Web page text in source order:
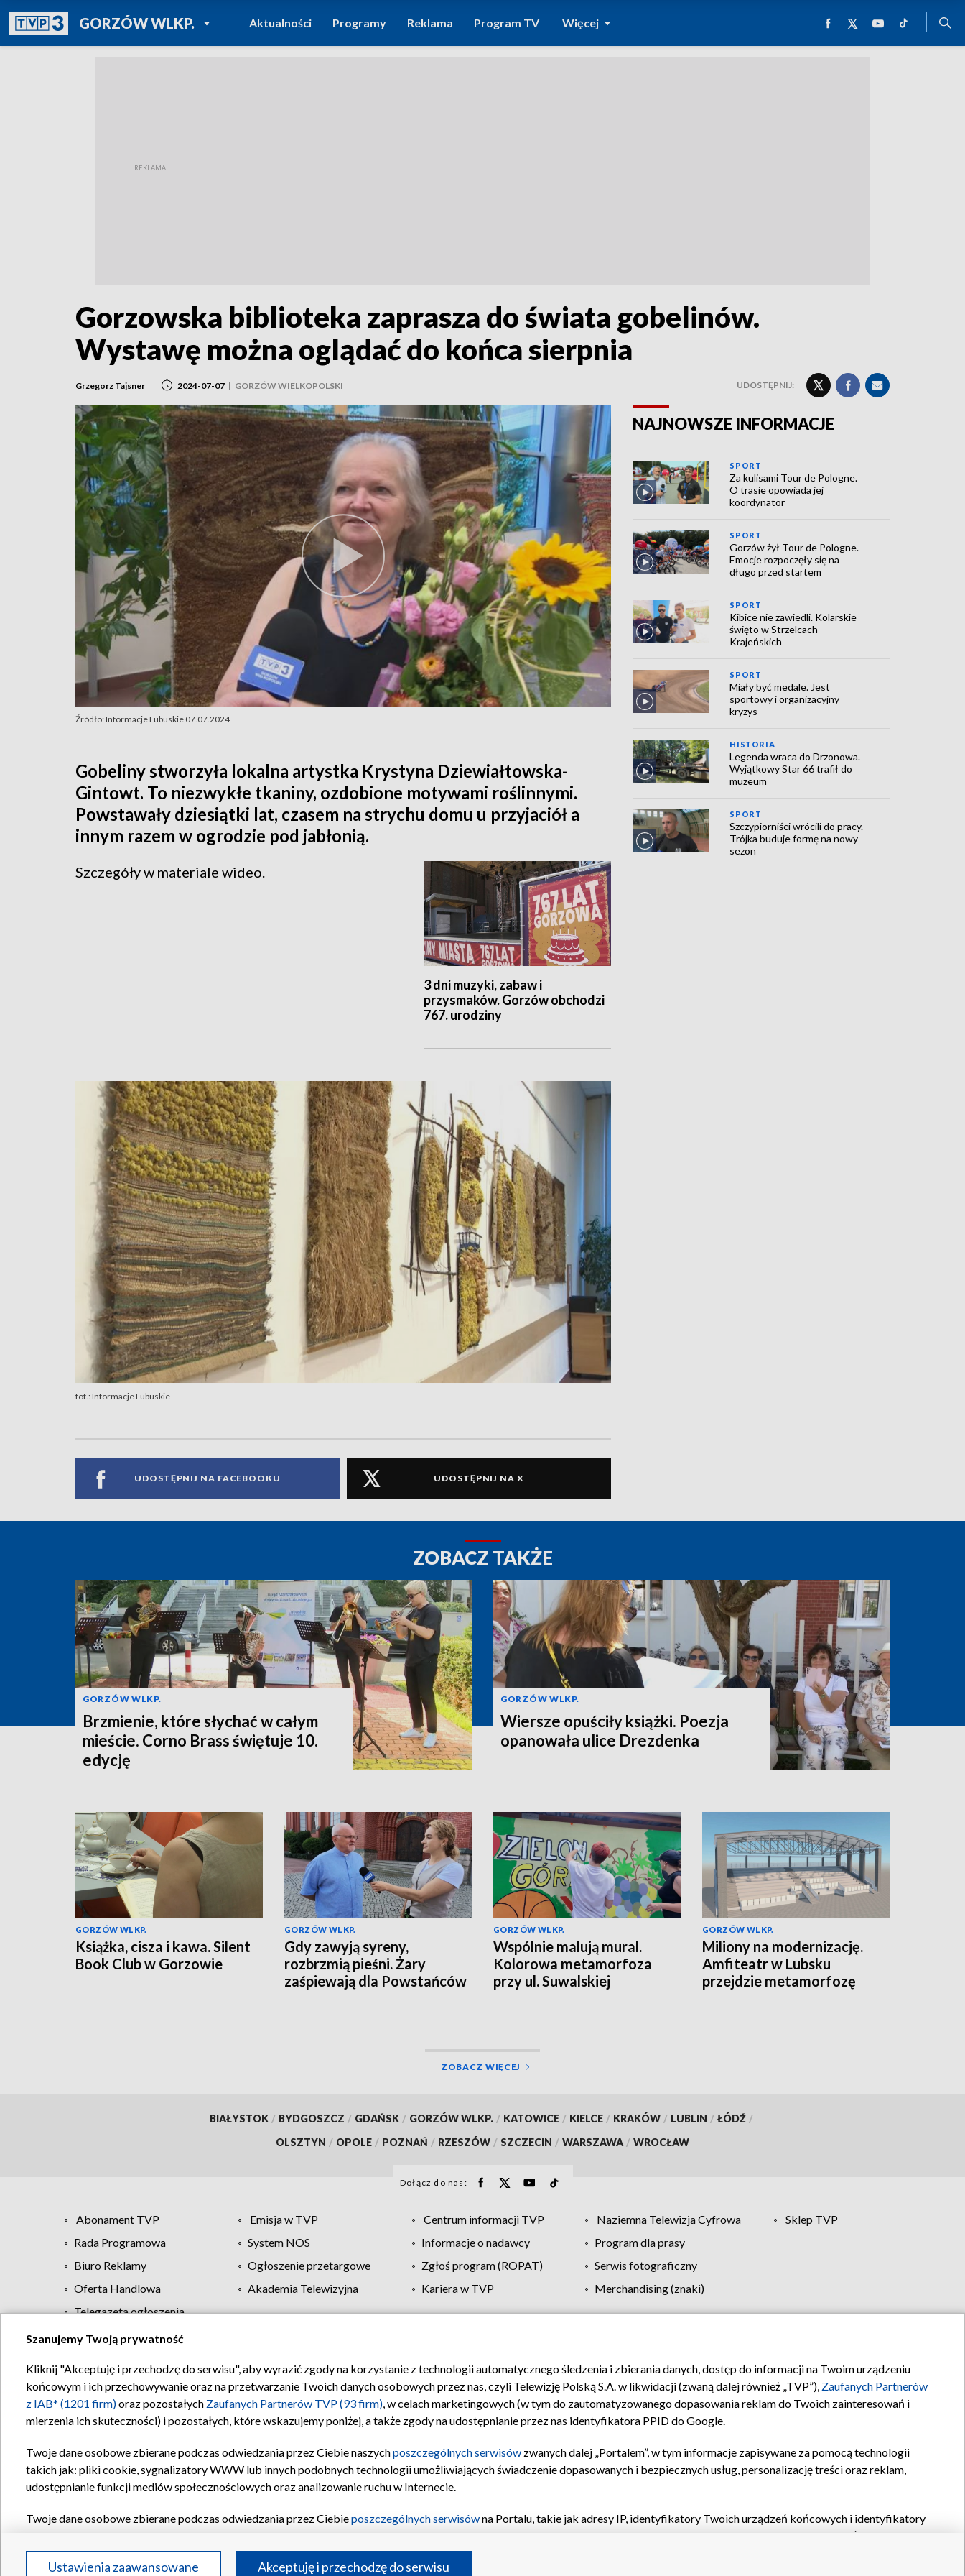
GORZÓW WLKP.POWRÓT DO
TVP REGIONY
Aktualności Programy Reklama Program TV Więcej
Gorzowska biblioteka zaprasza do świata gobelinów.
Wystawę można oglądać do końca sierpnia
Grzegorz Tajsner 2024-07-07 | GORZÓW WIELKOPOLSKI UDOSTĘPNIJ:
Źródło: Informacje Lubuskie 07.07.2024
Gobeliny stworzyła lokalna artystka Krystyna Dziewiałtowska-
Gintowt. To niezwykłe tkaniny, ozdobione motywami roślinnymi.
Powstawały dziesiątki lat, czasem na strychu domu u przyjaciół a
innym razem w ogrodzie pod jabłonią.
3 dni muzyki, zabaw i
przysmaków. Gorzów obchodzi
767. urodziny
Szczegóły w materiale wideo.
fot.: Informacje Lubuskie
UDOSTĘPNIJ NA FACEBOOKU UDOSTĘPNIJ NA X
NAJNOWSZE INFORMACJE
SPORT
Za kulisami Tour de Pologne.
O trasie opowiada jej
koordynator
SPORT
Gorzów żył Tour de Pologne.
Emocje rozpoczęły się na
długo przed startem
SPORT
Kibice nie zawiedli. Kolarskie
święto w Strzelcach
Krajeńskich
SPORT
Miały być medale. Jest
sportowy i organizacyjny
kryzys
HISTORIA
Legenda wraca do Drzonowa.
Wyjątkowy Star 66 trafił do
muzeum
SPORT
Szczypiorniści wrócili do pracy.
Trójka buduje formę na nowy
sezon
ZOBACZ TAKŻE
GORZÓW WLKP.
Brzmienie, które słychać w całym
mieście. Corno Brass świętuje 10.
edycję
GORZÓW WLKP.
Wiersze opuściły książki. Poezja
opanowała ulice Drezdenka
GORZÓW WLKP.
Książka, cisza i kawa. Silent
Book Club w Gorzowie
GORZÓW WLKP.
Gdy zawyją syreny,
rozbrzmią pieśni. Żary
zaśpiewają dla Powstańców
GORZÓW WLKP.
Wspólnie malują mural.
Kolorowa metamorfoza
przy ul. Suwalskiej
GORZÓW WLKP.
Miliony na modernizację.
Amfiteatr w Lubsku
przejdzie metamorfozę
ZOBACZ WIĘCEJ
BIAŁYSTOK / BYDGOSZCZ / GDAŃSK / GORZÓW WLKP. / KATOWICE / KIELCE / KRAKÓW / LUBLIN / ŁÓDŹ /
OLSZTYN / OPOLE / POZNAŃ / RZESZÓW / SZCZECIN / WARSZAWA / WROCŁAW
Dołącz do nas:
Abonament TVP Emisja w TVP Centrum informacji TVP Naziemna Telewizja Cyfrowa
Sklep TVP
Rada Programowa
System NOS Informacje o nadawcy
Program dla prasy
Biuro Reklamy
Ogłoszenie przetargowe Zgłoś program (ROPAT)
Serwis fotograficzny
Oferta Handlowa
Akademia Telewizyjna Kariera w TVP
Merchandising (znaki)
Telegazeta ogłoszenia
Regulamin TVP Polityka prywatności Moje zgody Pomoc Biuro reklamy Kontakt
Szanujemy Twoją prywatność
Kliknij "Akceptuję i przechodzę do serwisu", aby wyrazić zgody na korzystanie z technologii automatycznego śledzenia i zbierania danych, dostęp do informacji na Twoim urządzeniu
końcowym i ich przechowywanie oraz na przetwarzanie Twoich danych osobowych przez nas, czyli Telewizję Polską S.A. w likwidacji (zwaną dalej również „TVP”), Zaufanych Partnerów
z IAB* (1201 firm)oraz pozostałych Zaufanych Partnerów TVP (93 firm), w celach marketingowych (w tym do zautomatyzowanego dopasowania reklam do Twoich zainteresowań i
mierzenia ich skuteczności) i pozostałych, które wskazujemy poniżej, a także zgody na udostępnianie przez nas identyfikatora PPID do Google.
Twoje dane osobowe zbierane podczas odwiedzania przez Ciebie naszychposzczególnych serwisów zwanych dalej „Portalem”, w tym informacje zapisywane za pomocą technologii
takich jak: pliki cookie, sygnalizatory WWW lub innych podobnych technologii umożliwiających świadczenie dopasowanych i bezpiecznych usług, personalizację treści oraz reklam,
udostępnianie funkcji mediów społecznościowych oraz analizowanie ruchu w Internecie.
Twoje dane osobowe zbierane podczas odwiedzania przez Ciebieposzczególnych serwisówna Portalu, takie jak adresy IP, identyfikatory Twoich urządzeń końcowych i identyfikatory
oraz pozostałych
Partnerów TVPdla realizacji następujących celów i funkcji: przechowywania informacji na urządzeniu lub dostęp do nich, wyboru podstawowych reklam, wyboru spersonalizowanych
reklam, tworzenia profilu spersonalizowanych reklam, tworzenia profilu spersonalizowanych treści, wyboru spersonalizowanych treści, pomiaru wydajności reklam, pomiaru wydajności
Ustawienia zaawansowane Akceptuję i przechodzę do serwisu